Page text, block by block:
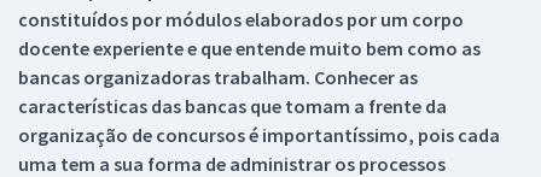
constituídos por módulos elaborados por um corpo
docente experiente e que entende muito bem como as
bancas organizadoras trabalham. Conhecer as
características das bancas que tomam a frente da
organização de concursos é importantíssimo, pois cada
uma tem a sua forma de administrar os processos